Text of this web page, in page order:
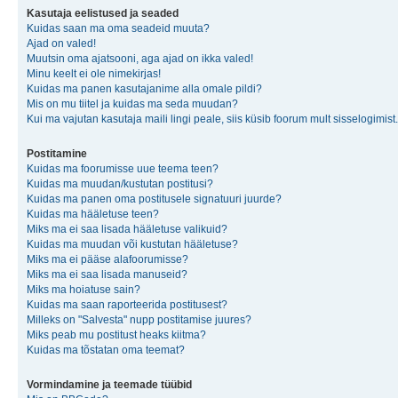
Kasutaja eelistused ja seaded
Kuidas saan ma oma seadeid muuta?
Ajad on valed!
Muutsin oma ajatsooni, aga ajad on ikka valed!
Minu keelt ei ole nimekirjas!
Kuidas ma panen kasutajanime alla omale pildi?
Mis on mu tiitel ja kuidas ma seda muudan?
Kui ma vajutan kasutaja maili lingi peale, siis küsib foorum mult sisselogimist.
Postitamine
Kuidas ma foorumisse uue teema teen?
Kuidas ma muudan/kustutan postitusi?
Kuidas ma panen oma postitusele signatuuri juurde?
Kuidas ma hääletuse teen?
Miks ma ei saa lisada hääletuse valikuid?
Kuidas ma muudan või kustutan hääletuse?
Miks ma ei pääse alafoorumisse?
Miks ma ei saa lisada manuseid?
Miks ma hoiatuse sain?
Kuidas ma saan raporteerida postitusest?
Milleks on "Salvesta" nupp postitamise juures?
Miks peab mu postitust heaks kiitma?
Kuidas ma tõstatan oma teemat?
Vormindamine ja teemade tüübid